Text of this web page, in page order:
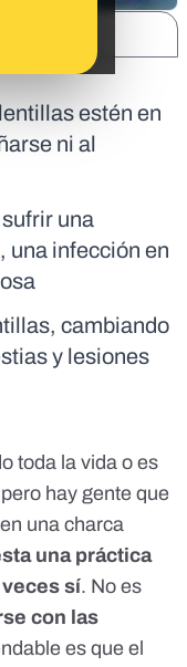
estén en
ni al
una
, una infección en
cambiando
y lesiones
toda la vida o es
hay gente que
una charca
una práctica
sí. No es
con las
es que el